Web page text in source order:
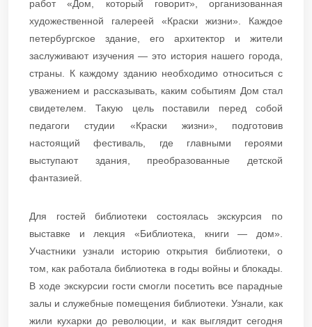
работ «Дом, который говорит», организованная
художественной галереей «Краски жизни». Каждое
петербургское здание, его архитектор и жители
заслуживают изучения — это история нашего города,
страны. К каждому зданию необходимо относиться с
уважением и рассказывать, каким событиям Дом стал
свидетелем. Такую цель поставили перед собой
педагоги студии «Краски жизни», подготовив
настоящий фестиваль, где главными героями
выступают здания, преобразованные детской
фантазией.
Для гостей библиотеки состоялась экскурсия по
выставке и лекция «Библиотека, книги — дом».
Участники узнали историю открытия библиотеки, о
том, как работала библиотека в годы войны и блокады.
В ходе экскурсии гости смогли посетить все парадные
залы и служебные помещения библиотеки. Узнали, как
жили кухарки до революции, и как выглядит сегодня